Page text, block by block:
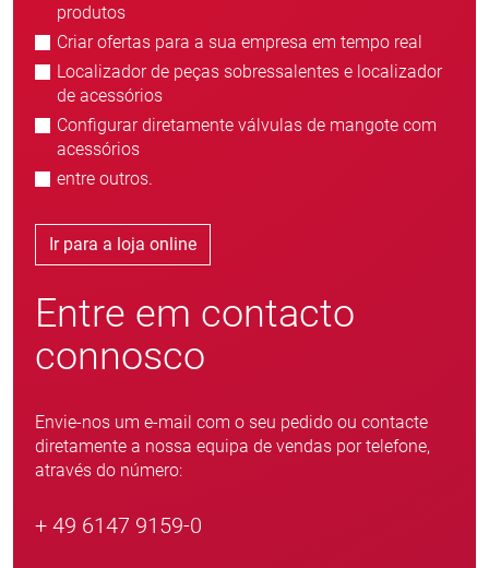
produtos
Criar ofertas para a sua empresa em tempo real
Localizador de peças sobressalentes e localizador
de acessórios
Configurar diretamente válvulas de mangote com
acessórios
entre outros.
Ir para a loja online
Entre em contacto
connosco
Envie-nos um e-mail com o seu pedido ou contacte
diretamente a nossa equipa de vendas por telefone,
através do número:
+ 49 6147 9159-0